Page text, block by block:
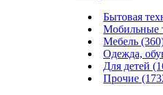
Бытовая
Мобильные
Мебель
Одежда,
Для детей
Прочие